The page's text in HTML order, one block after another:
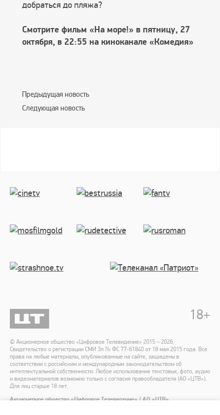
добраться до пляжа?
Смотрите фильм «На море!» в пятницу, 27
октября, в 22:55 на киноканале «Комедия»
Предыдущая новость
Следующая новость
© Акционерное общество «Цифровое Телевидение» 2015 – 2026.
Свидетельство о регистрации СМИ Эл № ФС 77-61840 от 18 мая 2015 года. Все
права на любые материалы, опубликованные на сайте, защищены в
соответствии с российским и международным законодательством об
интеллектуальной собственности. Любое использование текстовых, фото, аудио
и видеоматериалов возможно только с согласия правообладателя (АО «ЦТВ»).
Для лиц старше 18 лет.
Акционерное общество «Цифровое Телевидение» / АО «ЦТВ»
18+